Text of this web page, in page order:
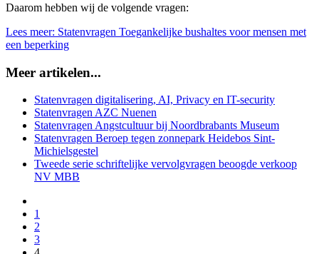
Daarom hebben wij de volgende vragen:
Lees meer: Statenvragen Toegankelijke bushaltes voor mensen met
een beperking
Meer artikelen...
Statenvragen digitalisering, AI, Privacy en IT-security
Statenvragen AZC Nuenen
Statenvragen Angstcultuur bij Noordbrabants Museum
Statenvragen Beroep tegen zonnepark Heidebos Sint-
Michielsgestel
Tweede serie schriftelijke vervolgvragen beoogde verkoop
NV MBB
1
2
3